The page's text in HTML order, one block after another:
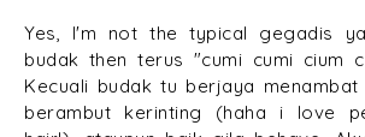
Yes, I'm not the typical gegadis
budak then terus "cumi cumi cium
Kecuali budak tu berjaya
berambut kerinting (haha i love